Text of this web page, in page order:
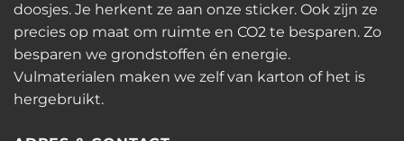
doosjes. Je herkent ze aan onze sticker. Ook zijn ze
precies op maat om ruimte en CO2 te besparen. Zo
besparen we grondstoffen én energie.
Vulmaterialen maken we zelf van karton of het is
hergebruikt.